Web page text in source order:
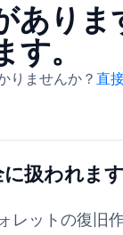
ありま
。
りませんか？ 直
扱われま
レットの復旧